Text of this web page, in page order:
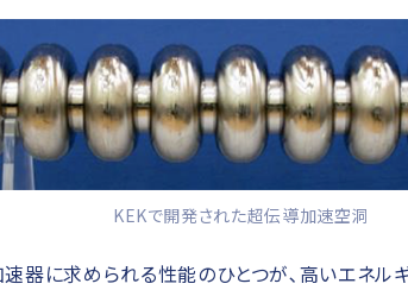
KEKで開発された超伝導加速空洞
器に求められる性能のひとつが､高いエネル